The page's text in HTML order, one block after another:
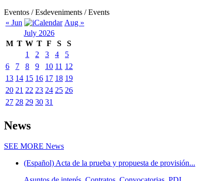
Eventos / Esdeveniments / Events
« Jun
Aug »
July 2026
M T W T F S
S
1
2 3 4
5
6
7 8 9 10 11 12
13 14 15 16 17 18 19
20 21 22 23 24 25 26
27 28 29 30 31
News
SEE MORE News
(Español) Acta de la prueba y propuesta de provisión...